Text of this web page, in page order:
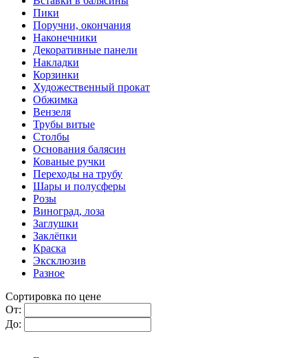
Пики
Поручни, окончания
Наконечники
Декоративные панели
Накладки
Корзинки
Художественный прокат
Обжимка
Вензеля
Трубы витые
Столбы
Основания балясин
Кованые ручки
Переходы на трубу
Шары и полусферы
Розы
Виноград, лоза
Заглушки
Заклёпки
Краска
Эксклюзив
Разное
Сортировка по цене
От:
До: